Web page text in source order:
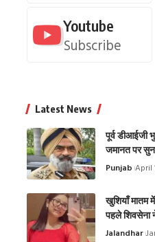
Youtube
Subscribe
Latest News
पूर्व डीआईजी
जमानत पर
Punjab April
खुशियाँ मातम
पहले शिवसेना
Jalandhar